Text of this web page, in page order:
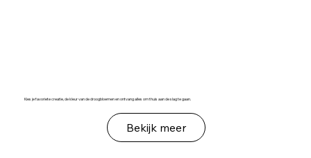
Kies je favoriete creatie, de kleur van de droogbloemen en ontvang alles om thuis aan de slag te gaan.
Bekijk meer